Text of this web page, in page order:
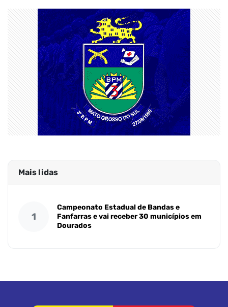
Mais lidas
1
Campeonato Estadual de Bandas e
Fanfarras e vai receber 30 municípios em
Dourados